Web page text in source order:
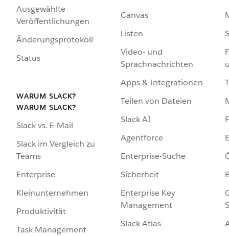
Ausgewählte
Veröffentlichungen
Änderungsprotokoll
Status
WARUM SLACK?
WARUM SLACK?
Slack vs. E-Mail
Slack im Vergleich zu
Teams
Enterprise
Kleinunternehmen
Produktivität
Task-Management
Canvas
Listen
Video- und
Sprachnachrichten
Apps & Integrationen
Teilen von Dateien
Slack AI
Agentforce
Enterprise-Suche
Sicherheit
Enterprise Key
Management
Slack Atlas